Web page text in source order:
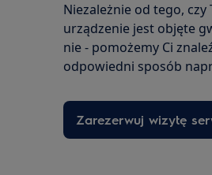
Niezależnie od tego, czy
urządzenie jest objęte
nie - pomożemy Ci
odpowiedni sposób
Zarezerwuj wizytę